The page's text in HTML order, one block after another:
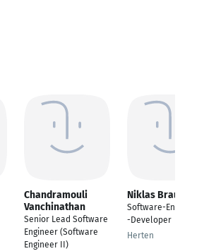
Chandramouli
Vanchinathan
Senior Lead Software
Engineer (Software
Engineer II)
Niklas Braun
Software-Engineer &
-Developer
Herten